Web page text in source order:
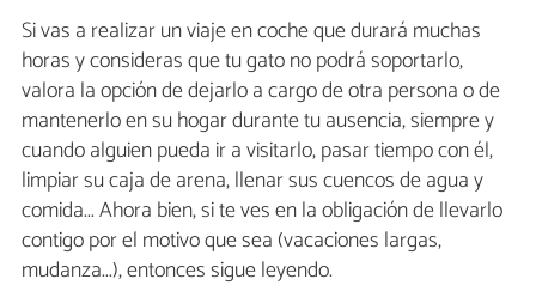
Si vas a realizar un viaje en coche que durará muchas
horas y consideras que tu gato no podrá soportarlo,
valora la opción de dejarlo a cargo de otra persona o de
mantenerlo en su hogar durante tu ausencia, siempre y
cuando alguien pueda ir a visitarlo, pasar tiempo con él,
limpiar su caja de arena, llenar sus cuencos de agua y
comida... Ahora bien, si te ves en la obligación de llevarlo
contigo por el motivo que sea (vacaciones largas,
mudanza...), entonces sigue leyendo.